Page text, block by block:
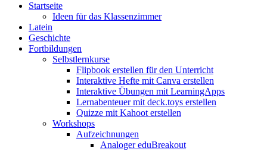
Startseite
Ideen für das Klassenzimmer
Latein
Geschichte
Fortbildungen
Selbstlernkurse
Flipbook erstellen für den Unterricht
Interaktive Hefte mit Canva erstellen
Interaktive Übungen mit LearningApps
Lernabenteuer mit deck.toys erstellen
Quizze mit Kahoot erstellen
Workshops
Aufzeichnungen
Analoger eduBreakout